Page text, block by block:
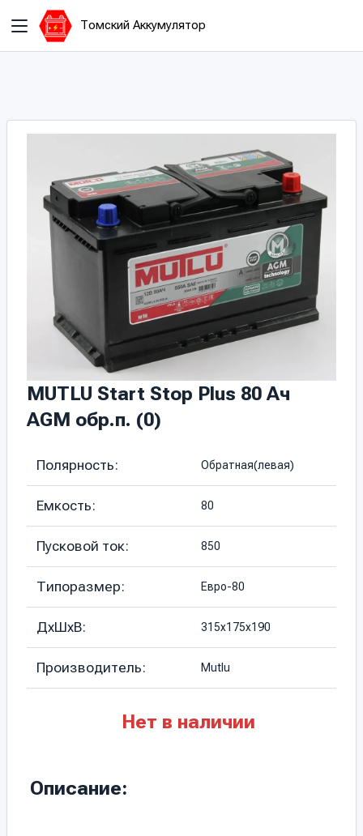
Томский Аккумулятор
MUTLU Start Stop Plus 80 Ач
AGM обр.п. (0)
Полярность: Обратная(левая)
Емкость: 80
Пусковой ток: 850
Типоразмер: Евро-80
ДхШхВ: 315х175х190
Производитель: Mutlu
Нет в наличии
Описание: